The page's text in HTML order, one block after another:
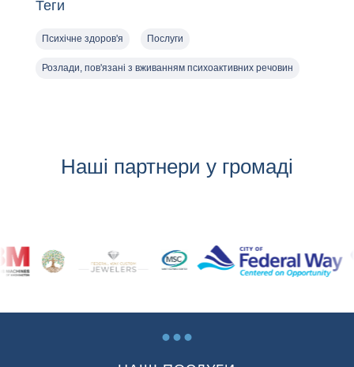
Теги
Психічне здоров'я Послуги
Розлади, пов'язані з вживанням психоактивних речовин
Наші партнери у громаді
...